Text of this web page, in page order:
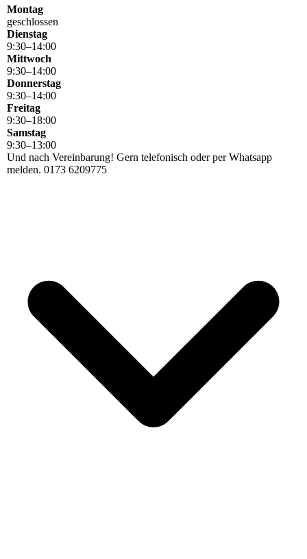
Montag
geschlossen
Dienstag
9:30–14:00
Mittwoch
9:30–14:00
Donnerstag
9:30–14:00
Freitag
9:30–18:00
Samstag
9:30–13:00
Und nach Vereinbarung! Gern telefonisch oder per Whatsapp
melden. 0173 6209775